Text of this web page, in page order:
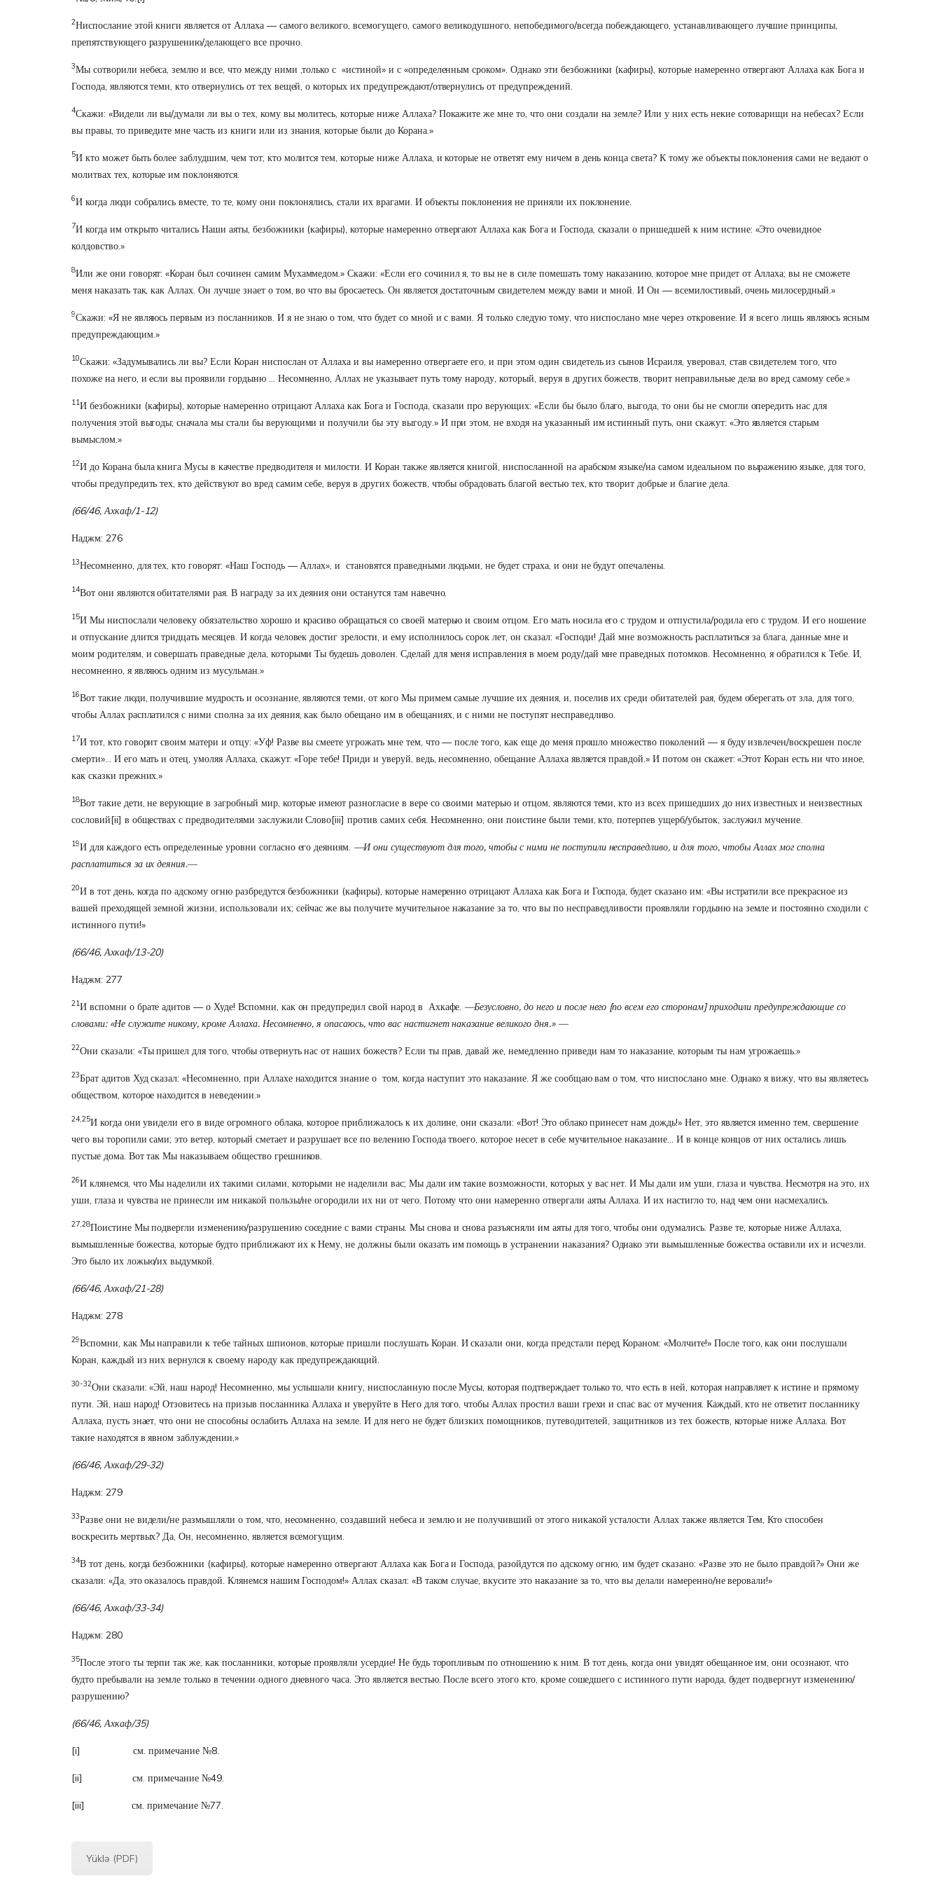
2Ниспослание этой книги является от Аллаха — самого великого, всемогущего, самого великодушного, непобедимого/всегда побеждающего, устанавливающего лучшие принципы,
препятствующего разрушению/делающего все прочно.
3Мы сотворили небеса, землю и все, что между ними ,только с «истиной» и с «определенным сроком». Однако эти безбожники (кафиры), которые намеренно отвергают Аллаха как Бога и
Господа, являются теми, кто отвернулись от тех вещей, о которых их предупреждают/отвернулись от предупреждений.
4Скажи: «Видели ли вы/думали ли вы о тех, кому вы молитесь, которые ниже Аллаха? Покажите же мне то, что они создали на земле? Или у них есть некие сотоварищи на небесах? Если
вы правы, то приведите мне часть из книги или из знания, которые были до Корана.»
5И кто может быть более заблудшим, чем тот, кто молится тем, которые ниже Аллаха, и которые не ответят ему ничем в день конца света? К тому же объекты поклонения сами не ведают о
молитвах тех, которые им поклоняются.
6И когда люди собрались вместе, то те, кому они поклонялись, стали их врагами. И объекты поклонения не приняли их поклонение.
7И когда им открыто читались Наши аяты, безбожники (кафиры), которые намеренно отвергают Аллаха как Бога и Господа, сказали о пришедшей к ним истине: «Это очевидное
колдовство.»
8Или же они говорят: «Коран был сочинен самим Мухаммедом.» Скажи: «Если его сочинил я, то вы не в силе помешать тому наказанию, которое мне придет от Аллаха; вы не сможете
меня наказать так, как Аллах. Он лучше знает о том, во что вы бросаетесь. Он является достаточным свидетелем между вами и мной. И Он — всемилостивый, очень милосердный.»
9Скажи: «Я не являюсь первым из посланников. И я не знаю о том, что будет со мной и с вами. Я только следую тому, что ниспослано мне через откровение. И я всего лишь являюсь ясным
предупреждающим.»
10Скажи: «Задумывались ли вы? Если Коран ниспослан от Аллаха и вы намеренно отвергаете его, и при этом один свидетель из сынов Исраиля, уверовал, став свидетелем того, что
похоже на него, и если вы проявили гордыню … Несомненно, Аллах не указывает путь тому народу, который, веруя в других божеств, творит неправильные дела во вред самому себе.»
11И безбожники (кафиры), которые намеренно отрицают Аллаха как Бога и Господа, сказали про верующих: «Если бы было благо, выгода, то они бы не смогли опередить нас для
получения этой выгоды; сначала мы стали бы верующими и получили бы эту выгоду.» И при этом, не входя на указанный им истинный путь, они скажут: «Это является старым
вымыслом.»
12И до Корана была книга Мусы в качестве предводителя и милости. И Коран также является книгой, ниспосланной на арабском языке/на самом идеальном по выражению языке, для того,
чтобы предупредить тех, кто действуют во вред самим себе, веруя в других божеств, чтобы обрадовать благой вестью тех, кто творит добрые и благие дела.
(66/46, Ахкаф/1-12)
Наджм: 276
13Несомненно, для тех, кто говорят: «Наш Господь — Аллах», и становятся праведными людьми, не будет страха, и они не будут опечалены.
14Вот они являются обитателями рая. В награду за их деяния они останутся там навечно.
15И Мы ниспослали человеку обязательство хорошо и красиво обращаться со своей матерью и своим отцом. Его мать носила его с трудом и отпустила/родила его с трудом. И его ношение
и отпускание длится тридцать месяцев. И когда человек достиг зрелости, и ему исполнилось сорок лет, он сказал: «Господи! Дай мне возможность расплатиться за блага, данные мне и
моим родителям, и совершать праведные дела, которыми Ты будешь доволен. Сделай для меня исправления в моем роду/дай мне праведных потомков. Несомненно, я обратился к Тебе. И,
несомненно, я являюсь одним из мусульман.»
16Вот такие люди, получившие мудрость и осознание, являются теми, от кого Мы примем самые лучшие их деяния, и, поселив их среди обитателей рая, будем оберегать от зла, для того,
чтобы Аллах расплатился с ними сполна за их деяния, как было обещано им в обещаниях, и с ними не поступят несправедливо.
17И тот, кто говорит своим матери и отцу: «Уф! Разве вы смеете угрожать мне тем, что — после того, как еще до меня прошло множество поколений — я буду извлечен/воскрешен после
смерти»… И его мать и отец, умоляя Аллаха, скажут: «Горе тебе! Приди и уверуй, ведь, несомненно, обещание Аллаха является правдой.» И потом он скажет: «Этот Коран есть ни что иное,
как сказки прежних.»
18Вот такие дети, не верующие в загробный мир, которые имеют разногласие в вере со своими матерью и отцом, являются теми, кто из всех пришедших до них известных и неизвестных
сословий[ii] в обществах с предводителями заслужили Слово[iii] против самих себя. Несомненно, они поистине были теми, кто, потерпев ущерб/убыток, заслужил мучение.
19И для каждого есть определенные уровни согласно его деяниям. —И они существуют для того, чтобы с ними не поступили несправедливо, и для того, чтобы Аллах мог сполна
расплатиться за их деяния.—
20И в тот день, когда по адскому огню разбредутся безбожники (кафиры), которые намеренно отрицают Аллаха как Бога и Господа, будет сказано им: «Вы истратили все прекрасное из
вашей преходящей земной жизни, использовали их; сейчас же вы получите мучительное наказание за то, что вы по несправедливости проявляли гордыню на земле и постоянно сходили с
истинного пути!»
(66/46, Ахкаф/13-20)
Наджм: 277
21И вспомни о брате адитов — о Худе! Вспомни, как он предупредил свой народ в Ахкафе. —Безусловно, до него и после него [по всем его сторонам] приходили предупреждающие со
словами: «Не служите никому, кроме Аллаха. Несомненно, я опасаюсь, что вас настигнет наказание великого дня.» —
22Они сказали: «Ты пришел для того, чтобы отвернуть нас от наших божеств? Если ты прав, давай же, немедленно приведи нам то наказание, которым ты нам угрожаешь.»
23Брат адитов Худ сказал: «Несомненно, при Аллахе находится знание о том, когда наступит это наказание. Я же сообщаю вам о том, что ниспослано мне. Однако я вижу, что вы являетесь
обществом, которое находится в неведении.»
24,25И когда они увидели его в виде огромного облака, которое приближалось к их долине, они сказали: «Вот! Это облако принесет нам дождь!» Нет, это является именно тем, свершение
чего вы торопили сами; это ветер, который сметает и разрушает все по велению Господа твоего, которое несет в себе мучительное наказание… И в конце концов от них остались лишь
пустые дома. Вот так Мы наказываем общество грешников.
26И клянемся, что Мы наделили их такими силами, которыми не наделили вас; Мы дали им такие возможности, которых у вас нет. И Мы дали им уши, глаза и чувства. Несмотря на это, их
уши, глаза и чувства не принесли им никакой пользы/не огородили их ни от чего. Потому что они намеренно отвергали аяты Аллаха. И их настигло то, над чем они насмехались.
27,28Поистине Мы подвергли изменению/разрушению соседние с вами страны. Мы снова и снова разъясняли им аяты для того, чтобы они одумались. Разве те, которые ниже Аллаха,
вымышленные божества, которые будто приближают их к Нему, не должны были оказать им помощь в устранении наказания? Однако эти вымышленные божества оставили их и исчезли.
Это было их ложью/их выдумкой.
(66/46, Ахкаф/21-28)
Наджм: 278
29Вспомни, как Мы направили к тебе тайных шпионов, которые пришли послушать Коран. И сказали они, когда предстали перед Кораном: «Молчите!» После того, как они послушали
Коран, каждый из них вернулся к своему народу как предупреждающий.
30-32Они сказали: «Эй, наш народ! Несомненно, мы услышали книгу, ниспосланную после Мусы, которая подтверждает только то, что есть в ней, которая направляет к истине и прямому
пути. Эй, наш народ! Отзовитесь на призыв посланника Аллаха и уверуйте в Него для того, чтобы Аллах простил ваши грехи и спас вас от мучения. Каждый, кто не ответит посланнику
Аллаха, пусть знает, что они не способны ослабить Аллаха на земле. И для него не будет близких помощников, путеводителей, защитников из тех божеств, которые ниже Аллаха. Вот
такие находятся в явном заблуждении.»
(66/46, Ахкаф/29-32)
Наджм: 279
33Разве они не видели/не размышляли о том, что, несомненно, создавший небеса и землю и не получивший от этого никакой усталости Аллах также является Тем, Кто способен
воскресить мертвых? Да, Он, несомненно, является всемогущим.
34В тот день, когда безбожники (кафиры), которые намеренно отвергают Аллаха как Бога и Господа, разойдутся по адскому огню, им будет сказано: «Разве это не было правдой?» Они же
сказали: «Да, это оказалось правдой. Клянемся нашим Господом!» Аллах сказал: «В таком случае, вкусите это наказание за то, что вы делали намеренно/не веровали!»
(66/46, Ахкаф/33-34)
Наджм: 280
35После этого ты терпи так же, как посланники, которые проявляли усердие! Не будь торопливым по отношению к ним. В тот день, когда они увидят обещанное им, они осознают, что
будто пребывали на земле только в течении одного дневного часа. Это является вестью. После всего этого кто, кроме сошедшего с истинного пути народа, будет подвергнут изменению/
разрушению?
(66/46, Ахкаф/35)
[i] см. примечание №8.
[ii] см. примечание №49.
[iii] см. примечание №77.
Yüklə (PDF)